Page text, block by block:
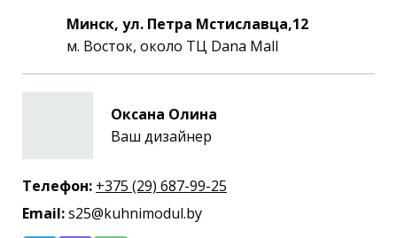
Минск, ул. Петра Мстиславца,12
м. Восток, около ТЦ Dana Mall
Оксана Олина
Ваш дизайнер
Телефон: +375 (29) 687-99-25
Email:s25@kuhnimodul.by